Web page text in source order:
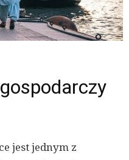
jest jednym z